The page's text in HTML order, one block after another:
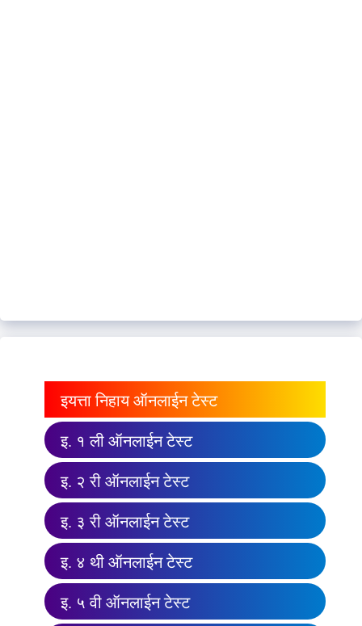
इयत्ता निहाय ऑनलाईन टेस्ट
इ. १ ली ऑनलाईन टेस्ट
इ. २ री ऑनलाईन टेस्ट
इ. ३ री ऑनलाईन टेस्ट
इ. ४ थी ऑनलाईन टेस्ट
इ. ५ वी ऑनलाईन टेस्ट